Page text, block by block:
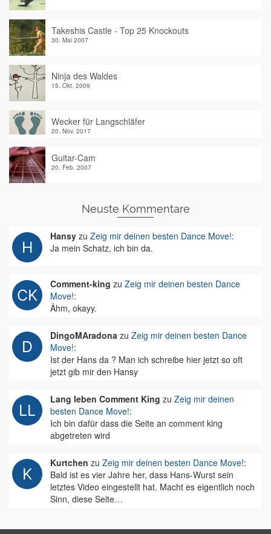
Takeshis Castle - Top 25 Knockouts
30. Mai 2007
Ninja des Waldes
15. Okt. 2009
Wecker für Langschläfer
20. Nov. 2017
Guitar-Cam
20. Feb. 2007
Neuste Kommentare
Hansy zu Zeig mir deinen besten Dance Move!:
Ja mein Schatz, ich bin da.
Comment-king zu Zeig mir deinen besten Dance
Move!:
Ähm, okayy.
DingoMAradona zu Zeig mir deinen besten Dance
Move!:
Ist der Hans da ? Man ich schreibe hier jetzt so oft
jetzt gib mir den Hansy
Lang leben Comment King zu Zeig mir deinen
besten Dance Move!:
Ich bin dafür dass die Seite an comment king
abgetreten wird
Kurtchen zu Zeig mir deinen besten Dance Move!:
Bald ist es vier Jahre her, dass Hans-Wurst sein
letztes Video eingestellt hat. Macht es eigentlich noch
Sinn, diese Seite…